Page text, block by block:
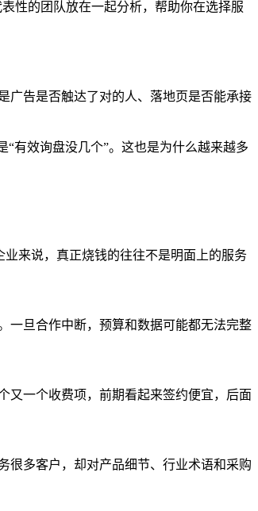
性的团队放在一起分析，帮助你在选择服
广告是否触达了对的人、落地页是否能承接
有效询盘没几个”。这也是为什么越来越多
来说，真正烧钱的往往不是明面上的服务
一旦合作中断，预算和数据可能都无法完整
又一个收费项，前期看起来签约便宜，后面
很多客户，却对产品细节、行业术语和采购